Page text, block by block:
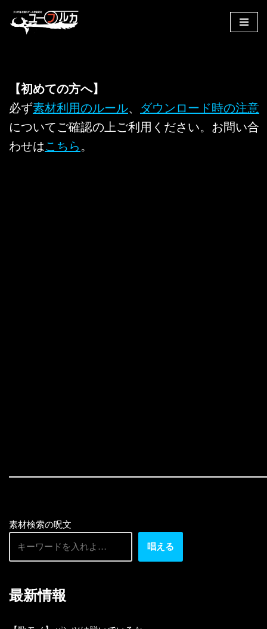
へ
キ
ッ
【初めての方へ】
必ず素材利用のルール、 ダウンロード時の注意
についてご確認の上ご利用ください。お問い合
わせはこちら 。
素材検索の呪文
唱える
最新情報